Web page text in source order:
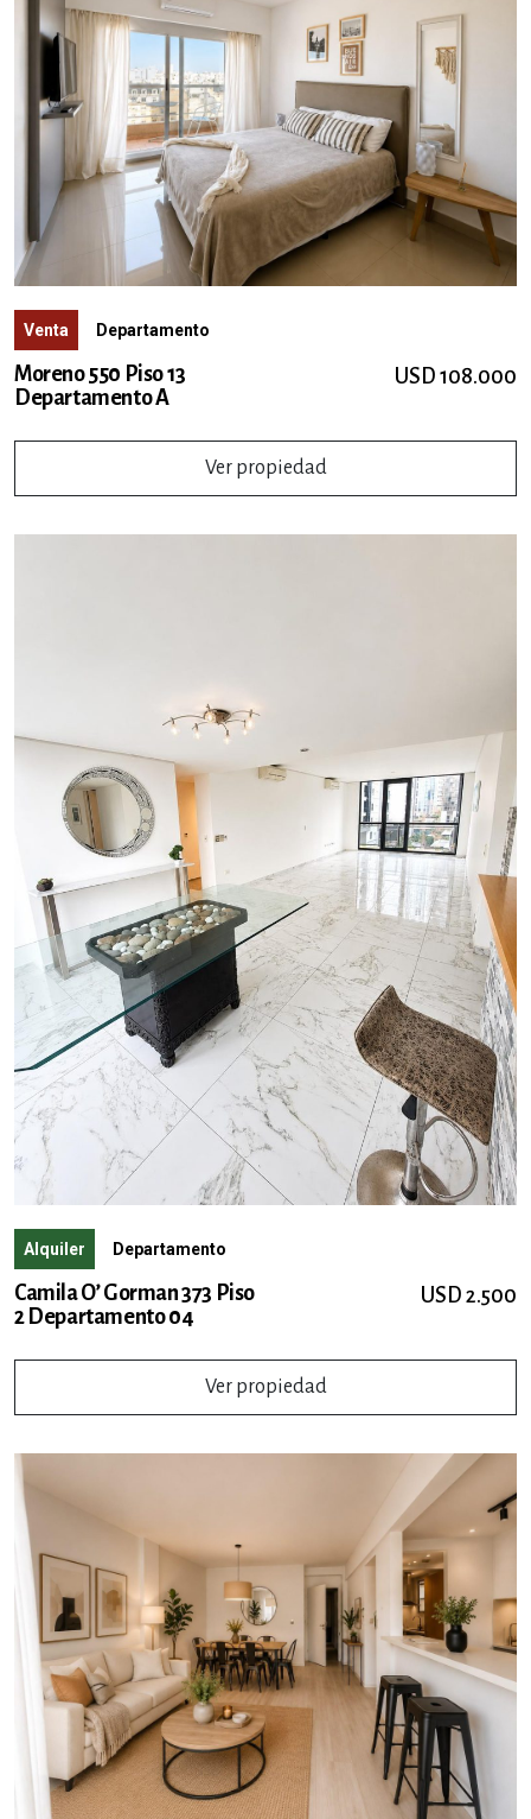
Venta Departamento
Moreno 550 Piso 13
Departamento A
USD 108.000
Ver propiedad
Alquiler Departamento
Camila O’ Gorman 373 Piso
2 Departamento 04
USD 2.500
Ver propiedad